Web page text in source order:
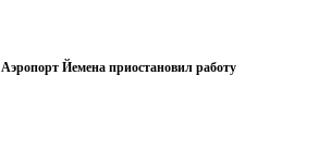
Аэропорт Йемена приостановил работу